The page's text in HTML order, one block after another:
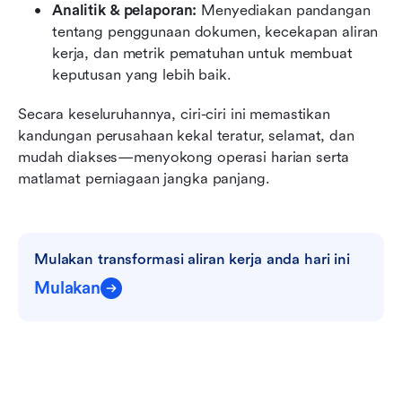
Analitik & pelaporan: Menyediakan pandangan
tentang penggunaan dokumen, kecekapan aliran
kerja, dan metrik pematuhan untuk membuat
keputusan yang lebih baik.
Secara keseluruhannya, ciri-ciri ini memastikan
kandungan perusahaan kekal teratur, selamat, dan
mudah diakses—menyokong operasi harian serta
matlamat perniagaan jangka panjang.
Mulakan transformasi aliran kerja anda hari ini
Mulakan